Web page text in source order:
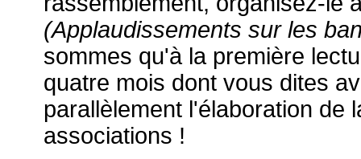
(Applaudissements sur les
sommes qu'à la première
quatre mois dont vous dites
parallèlement l'élaboration de
associations !